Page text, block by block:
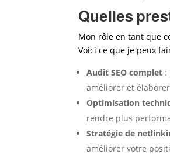
Quelles
Mon rôle en tant que
Voici ce que je peux
Audit SEO complet :
améliorer et
Optimisation
rendre plus
Stratégie de
améliorer votre